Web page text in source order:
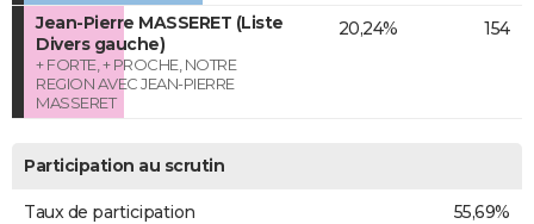
Jean-Pierre MASSERET (Liste
Divers gauche)
+ FORTE, + PROCHE, NOTRE
REGION AVEC JEAN-PIERRE
MASSERET
20,24% 154
Participation au scrutin
Taux de participation 55,69%